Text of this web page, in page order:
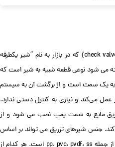
می شود نوعی قطعه شبیه به شیر است که
یک سمت است و از برگشت آن به سیستم
می‌کند و نیازی به کنترل دستی ندارد.
مایع به سمت پمپ نصب می شود و از
جنس شیرهای تزریق می تواند بر اساس
نوع سیال و مواد شیمیایی متفاوت باشد از جمله pp، pvc، pvdf، ss است. هر کدام از